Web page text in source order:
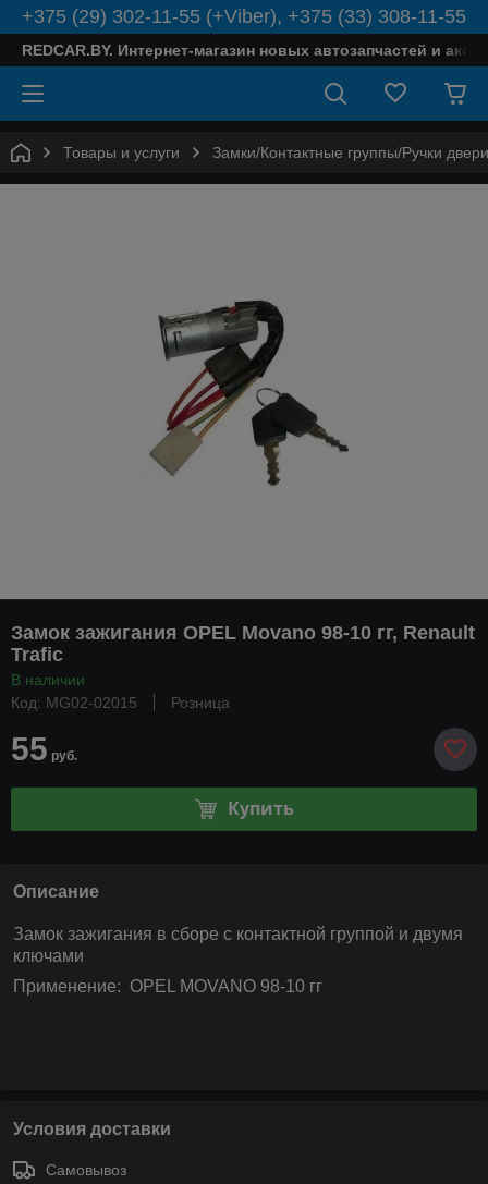
+375 (29) 302-11-55 (+Viber), +375 (33) 308-11-55
REDCAR.BY. Интернет-магазин новых автозапчастей и
Товары и услуги Замки/Контактные группы/Ручки
Замок зажигания OPEL Movano 98-10 гг, Renault
Trafic
В наличии
Код: MG02-02015
Розница
55 руб.
Купить
Описание
Замок зажигания в сборе с контактной группой и двумя
ключами
Применение: OPEL MOVANO 98-10 гг
Условия доставки
Самовывоз